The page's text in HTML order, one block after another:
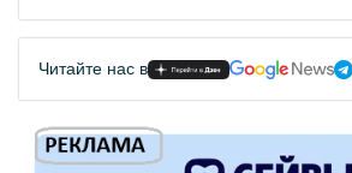
Читайте нас в